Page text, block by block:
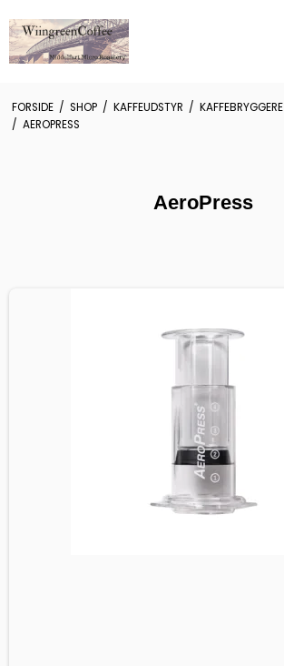
FORSIDE / SHOP / KAFFEUDSTYR / KAFFEBRYGGERE
/ AEROPRESS
AeroPress